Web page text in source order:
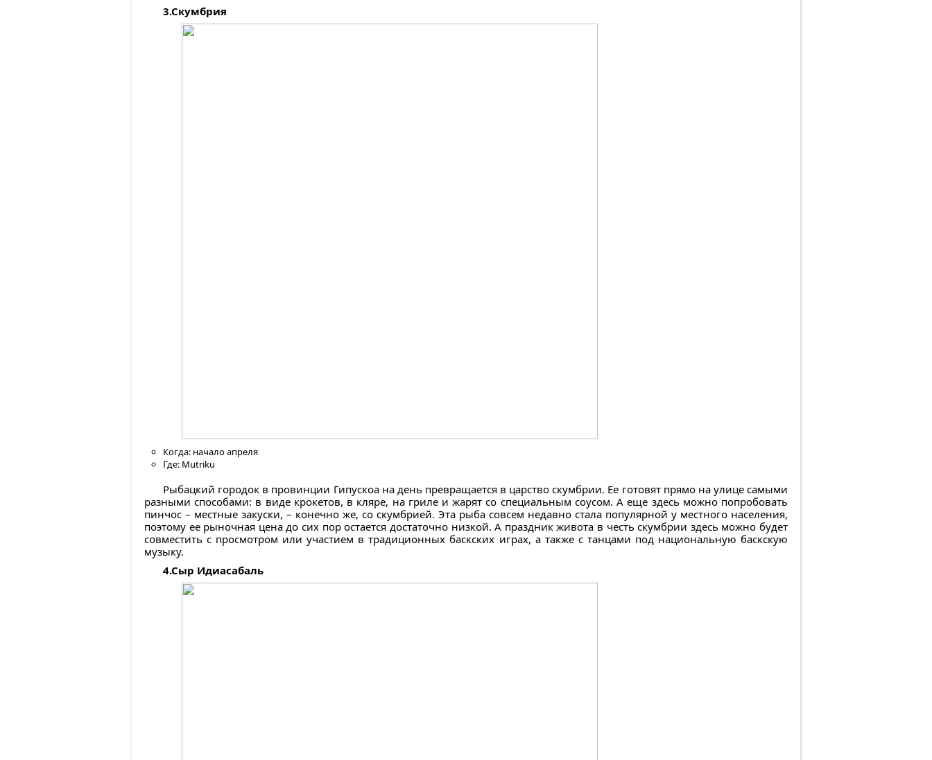
3.Скумбрия
Когда: начало апреля
Где: Mutriku
Рыбацкий городок в провинции Гипускоа на день превращается в царство скумбрии. Ее готовят прямо на улице самыми
разными способами: в виде крокетов, в кляре, на гриле и жарят со специальным соусом. А еще здесь можно попробовать
пинчос – местные закуски, – конечно же, со скумбрией. Эта рыба совсем недавно стала популярной у местного населения,
поэтому ее рыночная цена до сих пор остается достаточно низкой. А праздник живота в честь скумбрии здесь можно будет
совместить с просмотром или участием в традиционных баскских играх, а также с танцами под национальную баскскую
музыку.
4.Сыр Идиасабаль